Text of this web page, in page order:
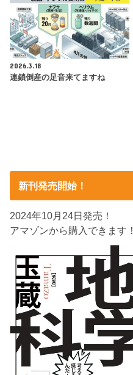
2026.3.18
連鎖倒産の足音来てますね
新刊発売開始！
2024年10月24日発売！
アマゾンから購入できます！